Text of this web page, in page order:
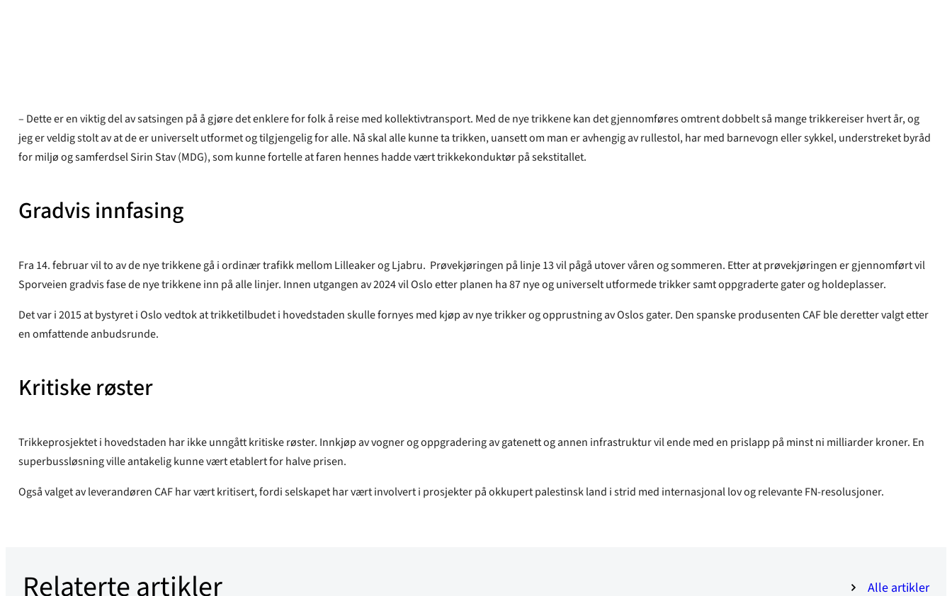
– Dette er en viktig del av satsingen på å gjøre det enklere for folk å reise med kollektivtransport. Med de nye trikkene kan det gjennomføres omtrent dobbelt så mange trikkereiser hvert år, og
jeg er veldig stolt av at de er universelt utformet og tilgjengelig for alle. Nå skal alle kunne ta trikken, uansett om man er avhengig av rullestol, har med barnevogn eller sykkel, understreket byråd
for miljø og samferdsel Sirin Stav (MDG), som kunne fortelle at faren hennes hadde vært trikkekonduktør på sekstitallet.
Gradvis innfasing
Fra 14. februar vil to av de nye trikkene gå i ordinær trafikk mellom Lilleaker og Ljabru. Prøvekjøringen på linje 13 vil pågå utover våren og sommeren. Etter at prøvekjøringen er gjennomført vil
Sporveien gradvis fase de nye trikkene inn på alle linjer. Innen utgangen av 2024 vil Oslo etter planen ha 87 nye og universelt utformede trikker samt oppgraderte gater og holdeplasser.
Det var i 2015 at bystyret i Oslo vedtok at trikketilbudet i hovedstaden skulle fornyes med kjøp av nye trikker og opprustning av Oslos gater. Den spanske produsenten CAF ble deretter valgt etter
en omfattende anbudsrunde.
Kritiske røster
Trikkeprosjektet i hovedstaden har ikke unngått kritiske røster. Innkjøp av vogner og oppgradering av gatenett og annen infrastruktur vil ende med en prislapp på minst ni milliarder kroner. En
superbussløsning ville antakelig kunne vært etablert for halve prisen.
Også valget av leverandøren CAF har vært kritisert, fordi selskapet har vært involvert i prosjekter på okkupert palestinsk land i strid med internasjonal lov og relevante FN-resolusjoner.
Relaterte artikler Alle artikler